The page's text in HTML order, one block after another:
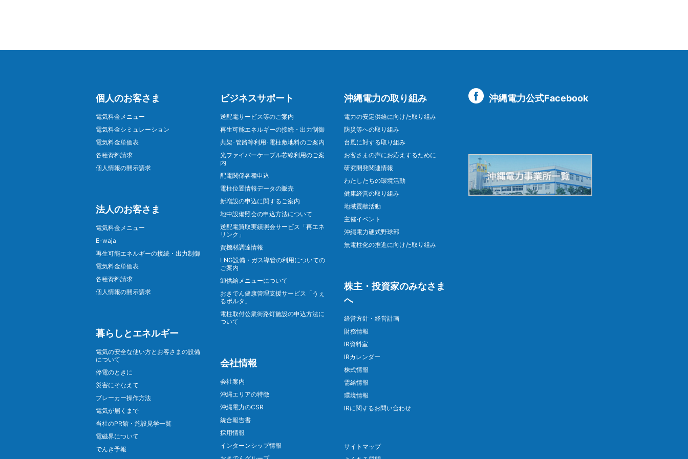
個人のお客さま
電気料金メニュー
電気料金シミュレーション
電気料金単価表
各種資料請求
個人情報の開示請求
法人のお客さま
電気料金メニュー
E-waja
再生可能エネルギーの接続・出力制御
電気料金単価表
各種資料請求
個人情報の開示請求
暮らしとエネルギー
電気の安全な使い方とお客さまの設備
について
停電のときに
災害にそなえて
ブレーカー操作方法
電気が届くまで
当社のPR館・施設見学一覧
電磁界について
でんき予報
ビジネスサポート
送配電サービス等のご案内
再生可能エネルギーの接続・出力制御
共架･管路等利用･電柱敷地料のご案内
光ファイバーケーブル芯線利用のご案
内
配電関係各種申込
電柱位置情報データの販売
新増設の申込に関するご案内
地中設備照会の申込方法について
送配電買取実績照会サービス「再エネ
リンク」
資機材調達情報
LNG設備・ガス導管の利用についての
ご案内
卸供給メニューについて
おきでん健康管理支援サービス「うぇ
るポルタ」
電柱取付公衆街路灯施設の申込方法に
ついて
会社情報
会社案内
沖縄エリアの特徴
沖縄電力のCSR
統合報告書
採用情報
インターンシップ情報
沖縄電力の取り組み
電力の安定供給に向けた取り組み
防災等への取り組み
台風に対する取り組み
お客さまの声にお応えするために
研究開発関連情報
わたしたちの環境活動
健康経営の取り組み
地域貢献活動
主催イベント
沖縄電力硬式野球部
無電柱化の推進に向けた取り組み
株主・投資家のみなさま
へ
経営方針・経営計画
財務情報
IR資料室
IRカレンダー
株式情報
需給情報
環境情報
IRに関するお問い合わせ
サイトマップ
沖縄電力公式Facebook